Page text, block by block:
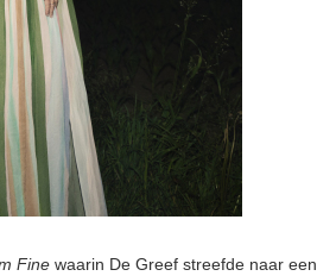
Fine waarin De Greef streefde naar een